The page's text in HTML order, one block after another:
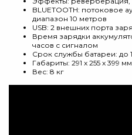
BLUETOOTH: потоковое
диапазон 10 метров
USB: 2 внешних порта
Время зарядки
часов с сигналом
Срок службы батареи: до
Габариты: 291 x 255 x 399 мм
Вес: 8 кг